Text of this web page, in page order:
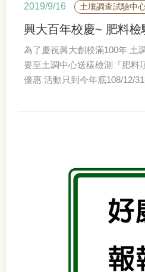
2019/9/16 土壤調查試驗中
興大百年校慶~ 肥料檢
為了慶祝興大創校滿100年 土
要至土調中心送樣檢測『肥料
優惠 活動只到今年底108/12/31